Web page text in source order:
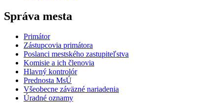
Správa mesta
Primátor
Zástupcovia primátora
Poslanci mestského zastupiteľstva
Komisie a ich členovia
Hlavný kontrolór
Prednosta MsÚ
Všeobecne záväzné nariadenia
Úradné oznamy